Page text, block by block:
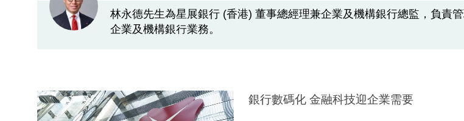
林永德先生為星展銀行 (香港) 董事總經理兼企業及機構銀行總監，負責
企業及機構銀行業務。
銀行數碼化 金融科技迎企業需要